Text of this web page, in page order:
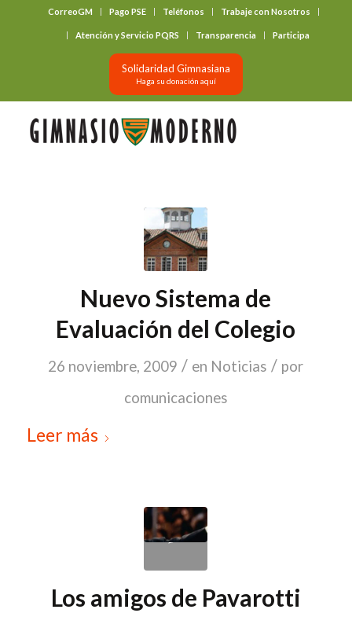
CorreoGM Pago PSE Teléfonos Trabaje con Nosotros
Atención y Servicio PQRS Transparencia Participa
Solidaridad Gimnasiana
Haga su donación aquí
Nuevo Sistema de
Evaluación del Colegio
26 noviembre, 2009 / en Noticias / por
comunicaciones
Leer más
Los amigos de Pavarotti